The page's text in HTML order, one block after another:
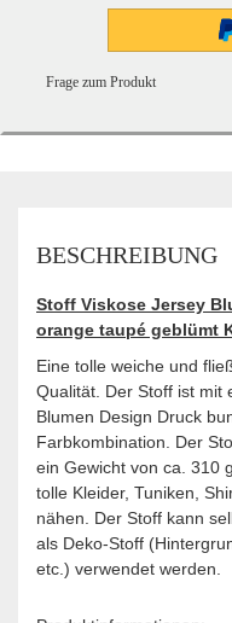
Frage zum Produkt
BESCHREIBUNG
Stoff Viskose Jersey
orange taupé geblümt
Eine tolle weiche und
Qualität. Der Stoff ist mit
Blumen Design Druck
Farbkombination. Der
ein Gewicht von ca. 310
tolle Kleider, Tuniken,
nähen. Der Stoff kann
als Deko-Stoff
etc.) verwendet werden.